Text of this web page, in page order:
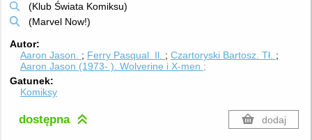
(Klub Świata Komiksu)
(Marvel Now!)
Autor
Aaron Jason.
Ferry Pasqual. Il. Czartoryski Bartosz. Tł.
Aaron Jason (1973- ). Wolverine i X-men ;
Gatunek
Komiksy
dostępna dodaj